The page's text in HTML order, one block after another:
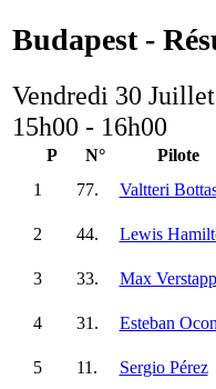
Budapest -
Vendredi 30
15h00 - 16h00
P N° Pilote
1
77. Valtteri
2 44. Lewis
3
33. Max
4
31. Esteban Ocon
5
11. Sergio Pérez